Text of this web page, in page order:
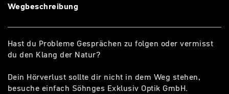
Wegbeschreibung
Hast du Probleme Gesprächen zu folgen oder vermisst
du den Klang der Natur?
Dein Hörverlust sollte dir nicht in dem Weg stehen,
besuche einfach Söhnges Exklusiv Optik GmbH.